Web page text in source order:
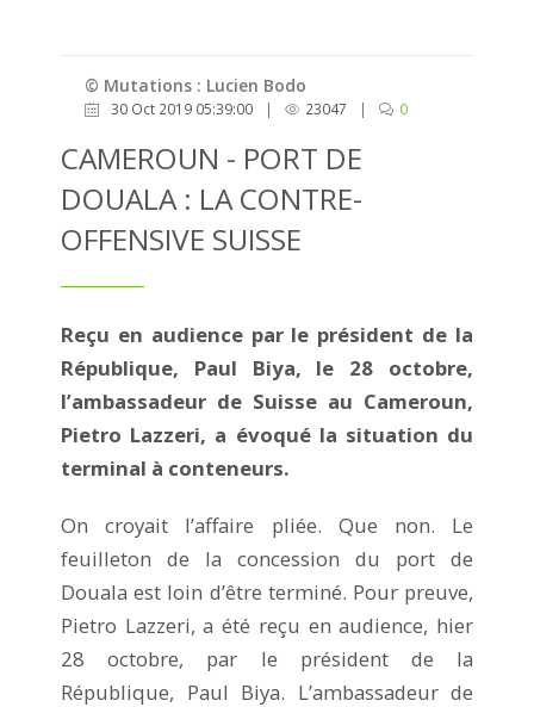
© Mutations : Lucien Bodo
30 Oct 2019 05:39:00 | 23047 | 0
CAMEROUN - PORT DE
DOUALA : LA CONTRE-
OFFENSIVE SUISSE
Reçu en audience par le président de la
République, Paul Biya, le 28 octobre,
l’ambassadeur de Suisse au Cameroun,
Pietro Lazzeri, a évoqué la situation du
terminal à conteneurs.
On croyait l’affaire pliée. Que non. Le
feuilleton de la concession du port de
Douala est loin d’être terminé. Pour preuve,
Pietro Lazzeri, a été reçu en audience, hier
28 octobre, par le président de la
République, Paul Biya. L’ambassadeur de